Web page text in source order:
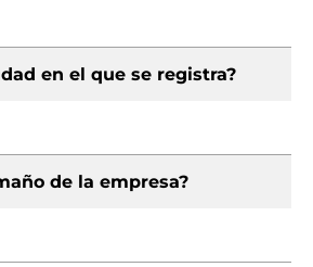
en el que se registra?
de la empresa?